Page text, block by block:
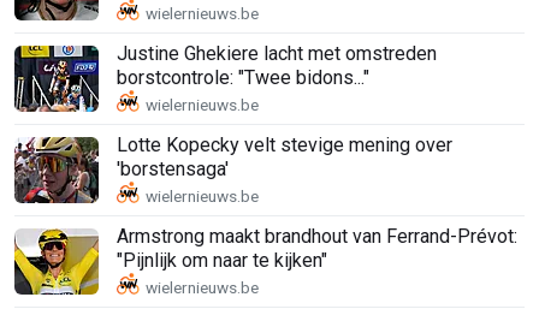
Justine Ghekiere lacht met omstreden
borstcontrole: "Twee bidons..."
Lotte Kopecky velt stevige mening over
'borstensaga'
Armstrong maakt brandhout van Ferrand-Prévot:
"Pijnlijk om naar te kijken"